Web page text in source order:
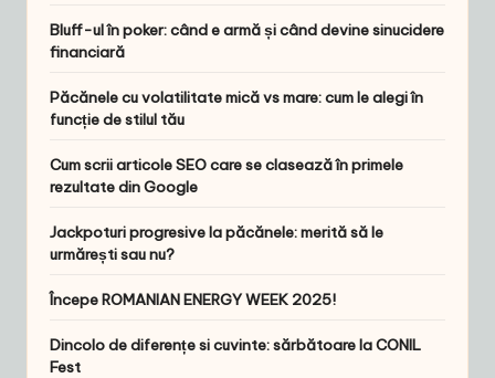
Bluff-ul în poker: când e armă și când devine sinucidere
financiară
Păcănele cu volatilitate mică vs mare: cum le alegi în
funcție de stilul tău
Cum scrii articole SEO care se clasează în primele
rezultate din Google
Jackpoturi progresive la păcănele: merită să le
urmărești sau nu?
Începe ROMANIAN ENERGY WEEK 2025!
Dincolo de diferențe si cuvinte: sărbătoare la CONIL
Fest